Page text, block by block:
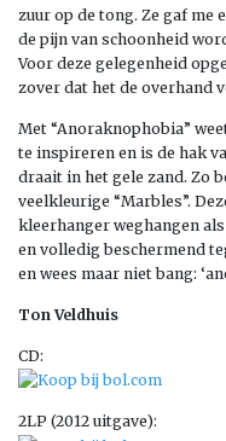
zuur op de tong. Ze gaf me
de pijn van schoonheid
Voor deze gelegenheid
zover dat het de overhand
Met “Anoraknophobia”
te inspireren en is de hak
draait in het gele zand. Zo
veelkleurige “Marbles”.
kleerhanger weghangen
en volledig beschermend
en wees maar niet bang:
Ton Veldhuis
CD:
2LP (2012 uitgave):